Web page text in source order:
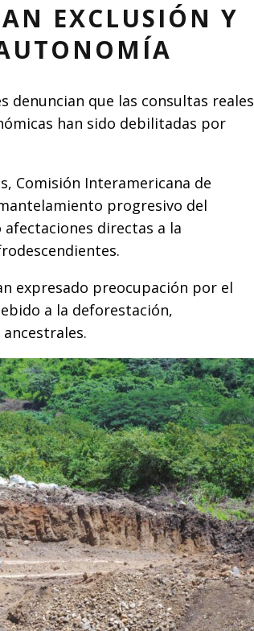
EXCLUSIÓN Y
denuncian que las consultas reales
han sido debilitadas por
Comisión Interamericana de
progresivo del
directas a la
expresado preocupación por el
a la deforestación,